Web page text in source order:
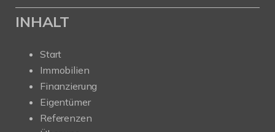
INHALT
Start
Immobilien
Finanzierung
Eigentümer
Referenzen